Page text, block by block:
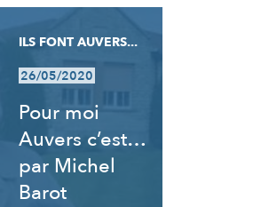
ILS FONT AUVERS...
26/05/2020
Pour moi
Auvers c’est…
par Michel
Barot